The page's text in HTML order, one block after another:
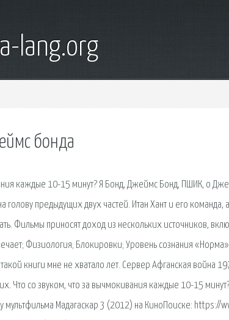
lang.org
бонда
каждые 10-15 минут? Я Бонд, Джеймс Бонд, ПШИК, о
голову предыдущих двух частей. Итан Хант и его
Фильмы приносят доход из нескольких источников,
Физиология; Блокировки; Уровень сознания
книги мне не хватало лет. Сервер Афганская война
Что со звуком, что за вычмокивания каждые 10-15
мультфильма Мадагаскар 3 (2012) на КиноПоиске: https://